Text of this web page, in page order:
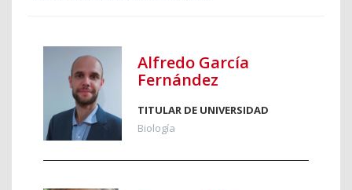
Alfredo García
Fernández
TITULAR DE UNIVERSIDAD
Biología